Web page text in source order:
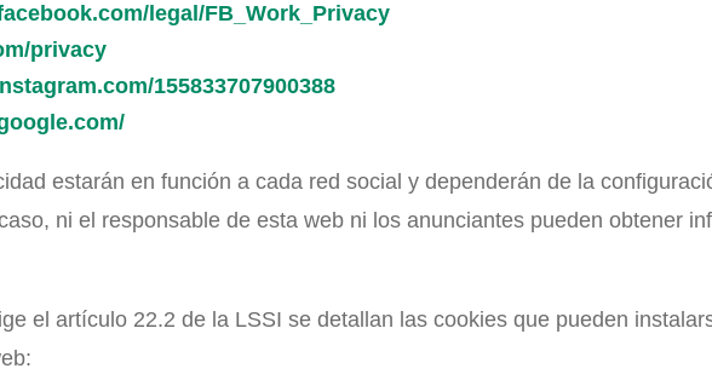
legal/FB_Work_Privacy
privacy
155833707900388
estarán en función a cada red social y dependerán de la
ni el responsable de esta web ni los anunciantes pueden obtener
el artículo 22.2 de la LSSI se detallan las cookies que pueden